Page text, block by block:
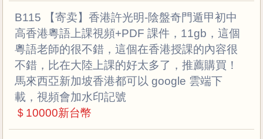
B115 【寄卖】香港許光明-陰盤奇門遁甲初中
高香港粵語上課視頻+PDF 課件，11gb，這個
粵語老師的很不錯，這個在香港授課的內容很
不錯，比在大陸上課的好太多了，推薦購買！
馬來西亞新加坡香港都可以 google 雲端下
載，視頻會加水印記號
＄10000新台幣